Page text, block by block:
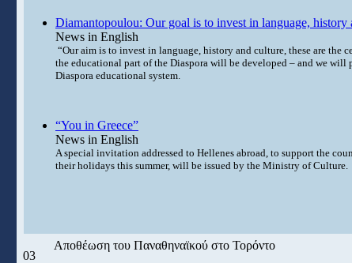
Diamantopoulou: Our goal is to invest in language, history
News in English
“Our aim is to invest in language, history and culture, these are the
the educational part of the Diaspora will be developed – and we will
Diaspora educational system.
“You in Greece”
News in English
A special invitation addressed to Hellenes abroad, to support the
their holidays this summer, will be issued by the Ministry of Culture.
03
Αποθέωση του Παναθηναϊκού στο Τορόντο